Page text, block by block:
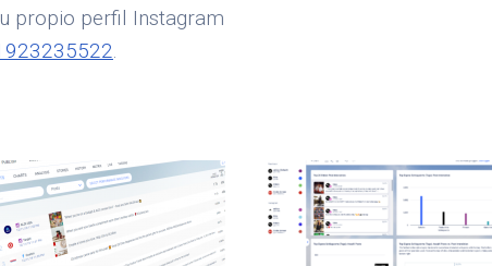
propio perfil Instagram
.